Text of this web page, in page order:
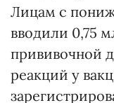
Лицам с
вводили 0,75
прививочной
реакций у